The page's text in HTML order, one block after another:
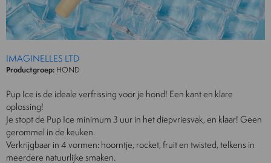
IMAGINELLES LTD
Productgroep: HOND
Pup Ice is de ideale verfrissing voor je hond! Een kant en klare
oplossing!
Je stopt de Pup Ice minimum 3 uur in het diepvriesvak, en klaar! Geen
gerommel in de keuken.
Verkrijgbaar in 4 vormen: hoorntje, rocket, fruit en twisted, telkens in
meerdere natuurlijke smaken.